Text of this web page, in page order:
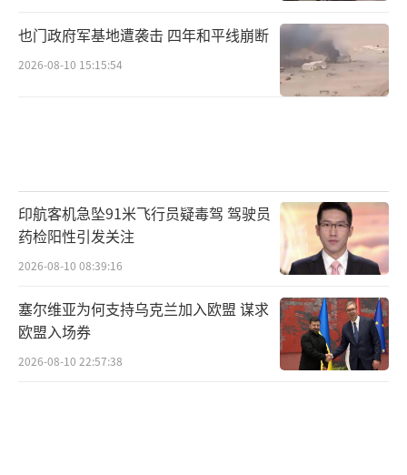
也门政府军基地遭袭击 四年和平线崩断
2026-08-10 15:15:54
印航客机急坠91米飞行员疑毒驾 驾驶员
药检阳性引发关注
2026-08-10 08:39:16
塞尔维亚为何支持乌克兰加入欧盟 谋求
欧盟入场券
2026-08-10 22:57:38